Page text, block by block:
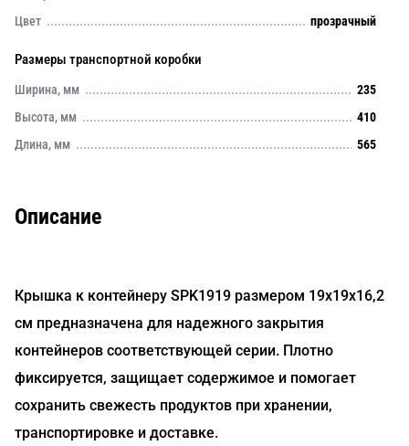
Цвет
прозрачный
Размеры транспортной коробки
Ширина, мм
235
Высота, мм
410
Длина, мм
565
Описание
Крышка к контейнеру SPK1919 размером 19х19х16,2
см предназначена для надежного закрытия
контейнеров соответствующей серии. Плотно
фиксируется, защищает содержимое и помогает
сохранить свежесть продуктов при хранении,
транспортировке и доставке.